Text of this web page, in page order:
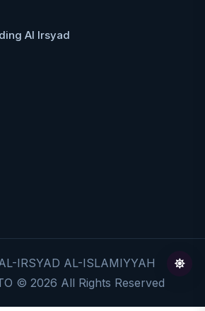
Al Irsyad
IRSYAD AL-ISLAMIYYAH
© 2026 All Rights Reserved